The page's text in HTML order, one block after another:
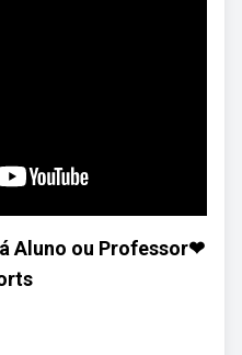
Aluno ou Professor❤